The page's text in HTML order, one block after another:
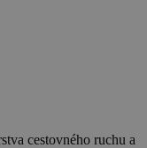
cestovného ruchu a